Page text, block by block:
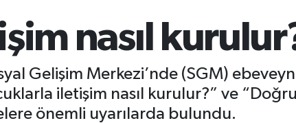
nasıl
Gelişim Merkezi’nde (SGM)
iletişim nasıl kurulur?” ve
önemli uyarılarda bulundu.